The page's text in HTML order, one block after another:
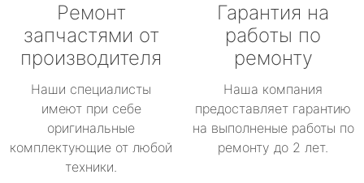
Ремонт
запчастями от
производителя
Наши специалисты
имеют при себе
оригинальные
комплектующие от любой
техники.
Гарантия на
работы по
ремонту
Наша компания
предоставляет гарантию
на выполненые работы по
ремонту до 2 лет.